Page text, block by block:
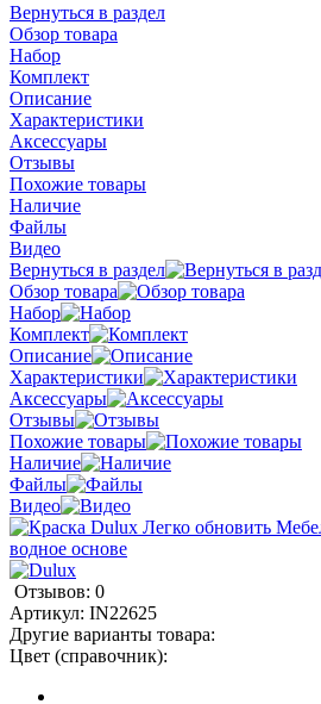
Вернуться в раздел
Обзор товара
Набор
Комплект
Описание
Характеристики
Аксессуары
Отзывы
Похожие товары
Наличие
Файлы
Видео
Вернуться в раздел
Обзор товара
Набор
Комплект
Описание
Характеристики
Аксессуары
Отзывы
Похожие товары
Наличие
Файлы
Видео
Отзывов: 0
Артикул: IN22625
Другие варианты товара:
Цвет (справочник):